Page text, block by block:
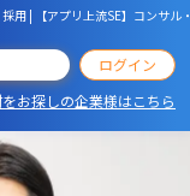
用 | 【アプリ上流SE】コンサ
ログイン
をお探しの企業様はこちら